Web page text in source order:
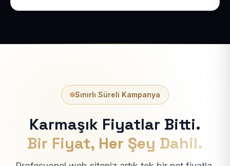
Sınırlı Süreli Kampanya
Karmaşık Fiyatlar Bitti.
Bir Fiyat, Her Şey Dahil.